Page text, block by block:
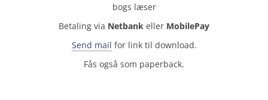
bogs læser
Betaling via Netbank eller MobilePay
Send mail for link til download.
Fås også som paperback.